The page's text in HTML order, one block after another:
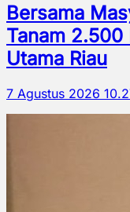
Bersama
Tanam
Utama Riau
7 Agustus 2026